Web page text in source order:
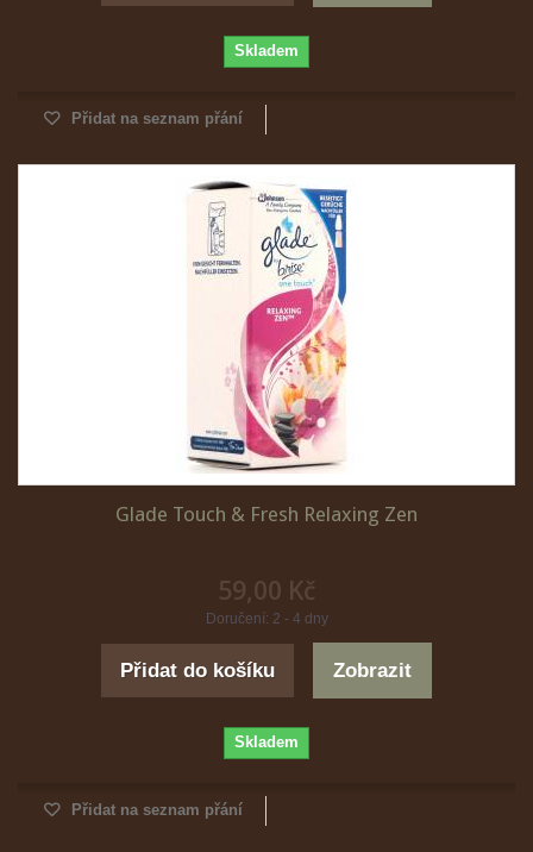
Skladem
Přidat na seznam přání
Glade Touch & Fresh Relaxing Zen
59,00 Kč
Doručení: 2 - 4 dny
Přidat do košíku Zobrazit
Skladem
Přidat na seznam přání